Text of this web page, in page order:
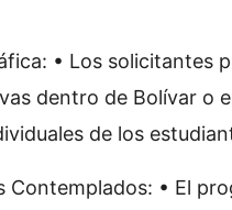
• Los solicitantes
dentro de Bolívar o
de los
Contemplados: • El